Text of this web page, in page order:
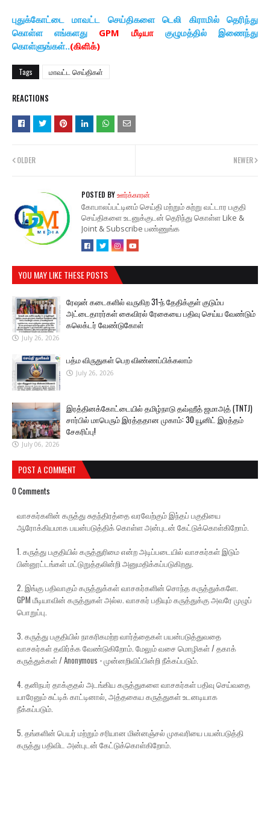
புதுக்கோட்டை மாவட்ட செய்திகளை டெலி கிராமில் தெரிந்து
கொள்ள எங்களது GPM மீடியாகுழுமத்தில் இணைந்து
கொள்ளுங்கள்..(கிளிக்)
Tags மாவட்ட செய்திகள்
REACTIONS
NEWER
OLDER
POSTED BYஊர்க்காரன்
கோபாலப்பட்டினம் செய்தி மற்றும் சுற்று வட்டார பகுதி
செய்திகளை உடனுக்குடன் தெரிந்து கொள்ள Like &
Joint & Subscribe பண்ணுங்க
YOU MAY LIKE THESE POSTS
ரேஷன் கடைகளில் வருகிற 31-ந் தேதிக்குள் குடும்ப
அட்டைதாரர்கள் கைவிரல் ரேகையை பதிவு செய்ய வேண்டும்
கலெக்டர் வேண்டுகோள்
July 26, 2026
பத்ம விருதுகள் பெற விண்ணப்பிக்கலாம்
July 26, 2026
இரத்தினக்கோட்டையில் தமிழ்நாடு தவ்ஹீத் ஜமாஅத் (TNTJ)
சார்பில் மாபெரும் இரத்ததான முகாம்: 30 யூனிட் இரத்தம்
சேகரிப்பு!
July 06, 2026
POST A COMMENT
0 Comments
வாசகர்களின் கருத்து சுதந்திரத்தை வரவேற்கும் இந்தப் பகுதியை
ஆரோக்கியமாக பயன்படுத்திக் கொள்ள அன்புடன் கேட்டுக்கொள்கிறோம்.
1. கருத்து பகுதியில் கருத்துரிமை என்ற அடிப்படையில் வாசகர்கள் இடும்
பின்னூட்டங்கள் மட்டுறுத்தலின்றி அனுமதிக்கப்படுகிறது.
2. இங்கு பதிவாகும் கருத்துக்கள் வாசகர்களின் சொந்த கருத்துக்களே.
GPM மீடியாவின் கருத்துகள் அல்ல. வாசகர் பதியும் கருத்துக்கு அவரே முழுப்
பொறுப்பு.
3. கருத்து பகுதியில் நாகரிகமற்ற வார்த்தைகள் பயன்படுத்துவதை
வாசகர்கள் தவிர்க்க வேண்டுகிறோம். மேலும் வசை மொழிகள் / தகாக்
கருத்துக்கள் / Anonymous - முன்னறிவிப்பின்றி நீக்கப்படும்.
4. தனிநபர் தாக்குதல் அடங்கிய கருத்துகளை வாசகர்கள் பதிவு செய்வதை
யாரேனும் சுட்டிக் காட்டினால், அத்தகைய கருத்துகள் உடனடியாக
நீக்கப்படும்.
5. தங்களின் பெயர் மற்றும் சரியான மின்னஞ்சல் முகவரியை பயன்படுத்தி
கருத்து பதிவிட அன்புடன் கேட்டுக்கொள்கிறோம்.